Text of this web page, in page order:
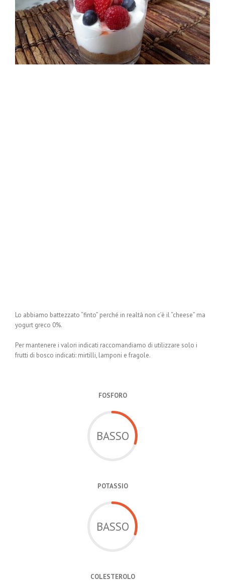
Lo abbiamo battezzato “finto” perché in realtà non c’è il “cheese” ma
yogurt greco 0%.
Per mantenere i valori indicati raccomandiamo di utilizzare solo i
frutti di bosco indicati: mirtilli, lamponi e fragole.
FOSFORO
BASSO
POTASSIO
BASSO
COLESTEROLO